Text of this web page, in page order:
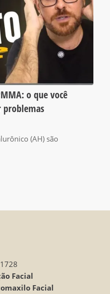
o que você
problemas
(AH) são
Facial
Facial